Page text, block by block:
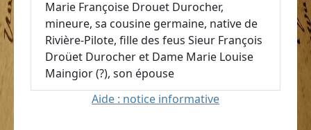
Marie Françoise Drouet Durocher,
mineure, sa cousine germaine, native de
Rivière-Pilote, fille des feus Sieur François
Droüet Durocher et Dame Marie Louise
Maingior (?), son épouse
Aide : notice informative